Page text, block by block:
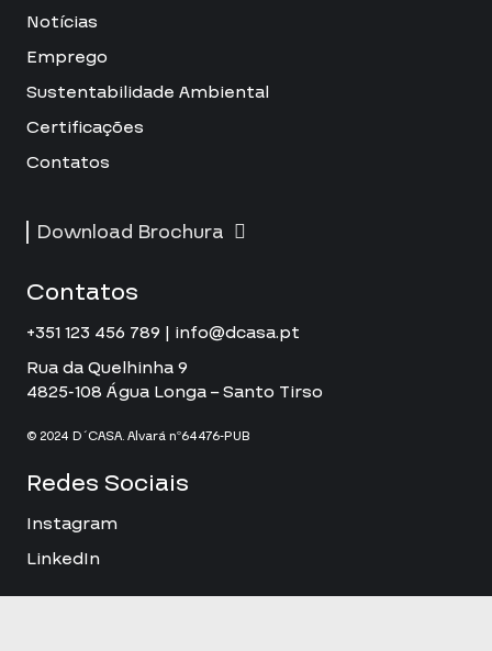
Notícias
Emprego
Sustentabilidade Ambiental
Certificações
Contatos
Download Brochura
Contatos
+351 123 456 789 | info@dcasa.pt
Rua da Quelhinha 9
4825-108 Água Longa – Santo Tirso
© 2024 D´CASA. Alvará nº64476-PUB
Redes Sociais
Instagram
LinkedIn